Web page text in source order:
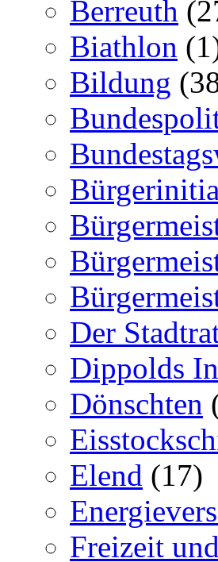
Berreuth
Biathlon
Bildung
Der
Dippolds
Dönschten
Elend (17)
Freizeit